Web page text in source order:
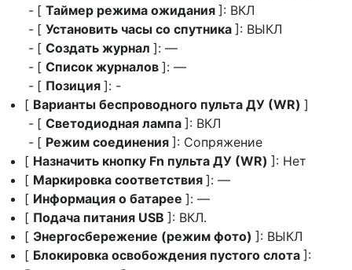
[ Таймер режима ожидания ]: ВКЛ
[ Установить часы со спутника ]: ВЫКЛ
[ Создать журнал ]: —
[ Список журналов ]: —
[ Позиция ]: -
[ Варианты беспроводного пульта ДУ (WR) ]
[ Светодиодная лампа ]: ВКЛ
[ Режим соединения ]: Сопряжение
[ Назначить кнопку Fn пульта ДУ (WR) ]: Нет
[ Маркировка соответствия ]: —
[ Информация о батарее ]: —
[ Подача питания USB ]: ВКЛ.
[ Энергосбережение (режим фото) ]: ВЫКЛ
[ Блокировка освобождения пустого слота ]: